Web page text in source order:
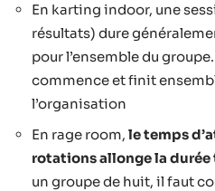
En karting indoor, une
résultats) dure
pour l’ensemble du
commence et finit
l’organisation
En rage room, le temps
rotations allonge la
un groupe de huit, il faut